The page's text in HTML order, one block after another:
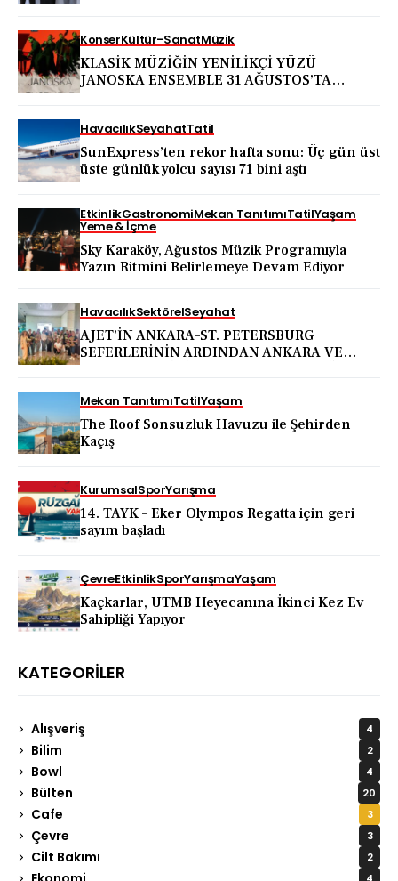
KonserKültür-SanatMüzik
KLASİK MÜZİĞİN YENİLİKÇİ YÜZÜ
JANOSKA ENSEMBLE 31 AĞUSTOS’TA
HavacılıkSeyahatTatil
SunExpress’ten rekor hafta sonu: Üç gün üst
üste günlük yolcu sayısı 71 bini aştı
EtkinlikGastronomiMekan TanıtımıTatilYaşam
Yeme & İçme
Sky Karaköy, Ağustos Müzik Programıyla
Yazın Ritmini Belirlemeye Devam Ediyor
HavacılıkSektörelSeyahat
AJET’İN ANKARA–ST. PETERSBURG
SEFERLERİNİN ARDINDAN ANKARA VE
Mekan TanıtımıTatilYaşam
The Roof Sonsuzluk Havuzu ile Şehirden
Kaçış
KurumsalSporYarışma
14. TAYK – Eker Olympos Regatta için geri
sayım başladı
ÇevreEtkinlikSporYarışmaYaşam
Kaçkarlar, UTMB Heyecanına İkinci Kez Ev
Sahipliği Yapıyor
KATEGORILER
Alışveriş 4
Bilim 2
Bowl 4
Bülten 20
Cafe 3
Çevre 3
Cilt Bakımı 2